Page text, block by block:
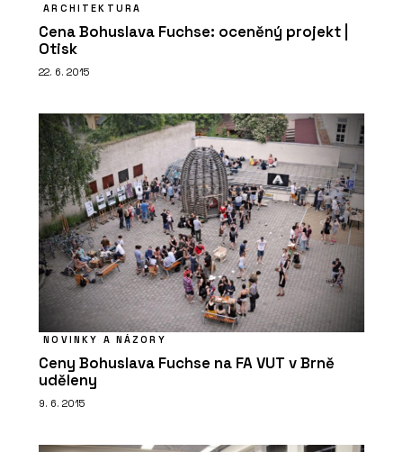
ARCHITEKTURA
Cena Bohuslava Fuchse: oceněný projekt |
Otisk
22. 6. 2015
NOVINKY A NÁZORY
Ceny Bohuslava Fuchse na FA VUT v Brně
uděleny
9. 6. 2015